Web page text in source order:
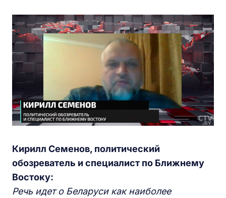
Кирилл Семенов, политический
обозреватель и специалист по Ближнему
Востоку:
Речь идет о Беларуси как наиболее